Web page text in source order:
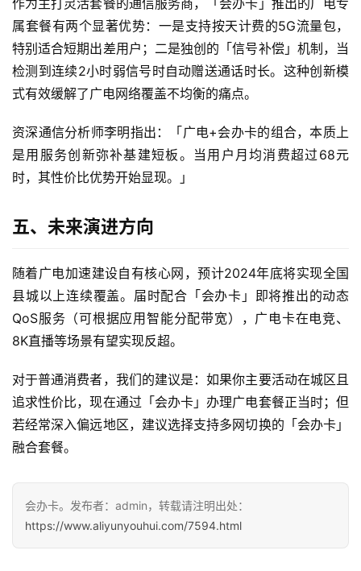
W
F
i
快
讯
更
页
作为主打灵活套餐的通信服务商，「会办卡」推出的广电专
属套餐有两个显著优势：一是支持按天计费的5G流量包，
特别适合短期出差用户；二是独创的「信号补偿」机制，当
检测到连续2小时弱信号时自动赠送通话时长。这种创新模
式有效缓解了广电网络覆盖不均衡的痛点。
资深通信分析师李明指出：「广电+会办卡的组合，本质上
是用服务创新弥补基建短板。当用户月均消费超过68元
时，其性价比优势开始显现。」
五、未来演进方向
随着广电加速建设自有核心网，预计2024年底将实现全国
县城以上连续覆盖。届时配合「会办卡」即将推出的动态
QoS服务（可根据应用智能分配带宽），广电卡在电竞、
8K直播等场景有望实现反超。
对于普通消费者，我们的建议是：如果你主要活动在城区且
追求性价比，现在通过「会办卡」办理广电套餐正当时；但
若经常深入偏远地区，建议选择支持多网切换的「会办卡」
融合套餐。
会办卡。发布者：admin，转载请注明出处：
https://www.aliyunyouhui.com/7594.html